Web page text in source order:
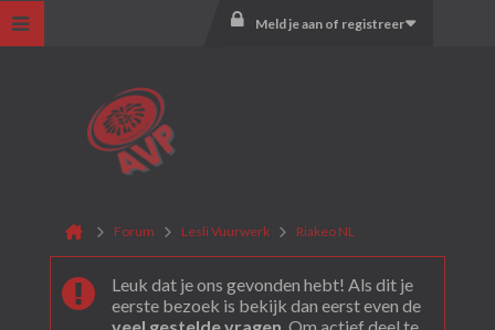
Meld je aan of registreer
Forum Lesli Vuurwerk Riakeo NL
Leuk dat je ons gevonden hebt! Als dit je
eerste bezoek is bekijk dan eerst even de